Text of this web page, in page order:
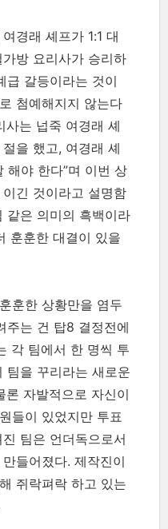
경래 셰프가 1:1 대
방 요리사가 승리하
급 갈등이라는 것이
첨예해지지 않는다
사는 넙죽 여경래 셰
을 했고, 여경래 셰
해야 한다”며 이번 상
긴 것이라고 설명함
같은 의미의 흑백이라
훈훈한 대결이 있을
훈한 상황만을 염두
주는 건 탑8 결정전에
각 팀에서 한 명씩 투
팀을 꾸리라는 새로운
론 자발적으로 자신이
들이 있었지만 투표
팀은 언더독으로서
들어졌다. 제작진이
쥐락펴락 하고 있는